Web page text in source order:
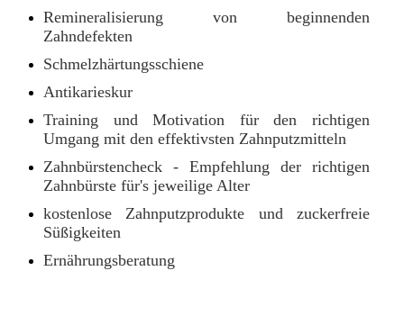
Remineralisierung von beginnenden
Zahndefekten
Schmelzhärtungsschiene
Antikarieskur
Training und Motivation für den richtigen
Umgang mit den effektivsten Zahnputzmitteln
Zahnbürstencheck - Empfehlung der richtigen
Zahnbürste für's jeweilige Alter
kostenlose Zahnputzprodukte und zuckerfreie
Süßigkeiten
Ernährungsberatung